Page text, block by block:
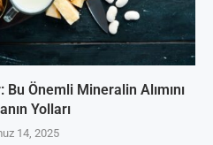
Önemli Mineralin Alımını
Yolları
14, 2025